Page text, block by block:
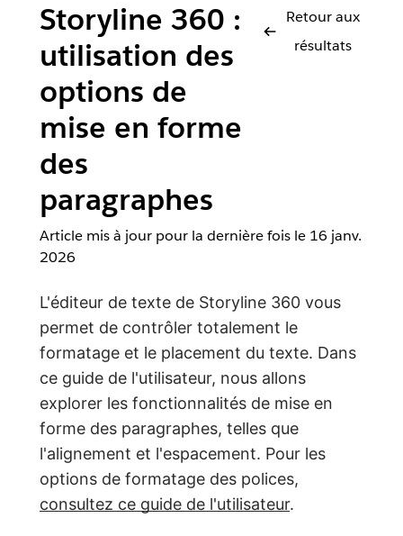
Storyline 360 :
utilisation des
options de
mise en forme
des
paragraphes
Retour aux
résultats
Article mis à jour pour la dernière fois le 16 janv.
2026
L'éditeur de texte de Storyline 360 vous
permet de contrôler totalement le
formatage et le placement du texte. Dans
ce guide de l'utilisateur, nous allons
explorer les fonctionnalités de mise en
forme des paragraphes, telles que
l'alignement et l'espacement. Pour les
options de formatage des polices,
consultez ce guide de l'utilisateur.